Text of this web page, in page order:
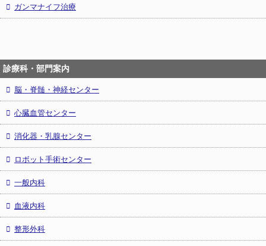
ガンマナイフ治療
診療科・部門案内
脳・脊髄・神経センター
心臓血管センター
消化器・乳腺センター
ロボット手術センター
一般内科
血液内科
整形外科